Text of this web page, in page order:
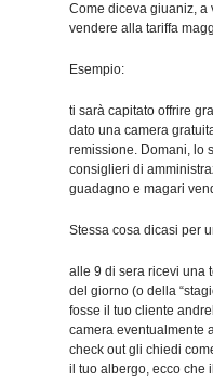
Come diceva giuaniz, a
vendere alla tariffa
Esempio:
ti sarà capitato offrire
dato una camera
remissione. Domani, lo
consiglieri di
guadagno e magari
Stessa cosa dicasi per
alle 9 di sera ricevi una
del giorno (o della
fosse il tuo cliente
camera eventualmente
check out gli chiedi
il tuo albergo, ecco che